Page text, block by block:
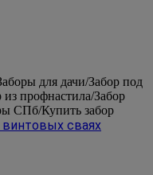
для дачи/Забор под
профнастила/Забор
СПб/Купить забор
винтовых сваях